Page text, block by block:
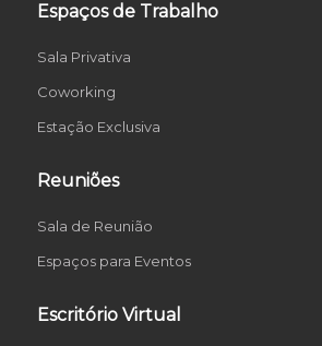
Espaços de Trabalho
Sala Privativa
Coworking
Estação Exclusiva
Reuniões
Sala de Reunião
Espaços para Eventos
Escritório Virtual